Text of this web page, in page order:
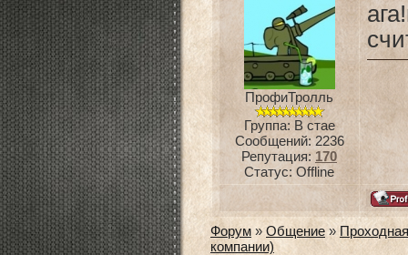
ПрофиТролль
Группа: В стае
Сообщений:2236
Репутация: 170
Статус: Offline
Форум » Общение » Проходная
компании)